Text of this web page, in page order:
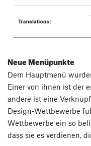
Neue Menüpunkte
Dem Hauptmenü
Einer von ihnen ist der
andere ist eine
Design-Wettbewerbe
Wettbewerbe ein so
dass sie es verdienen,